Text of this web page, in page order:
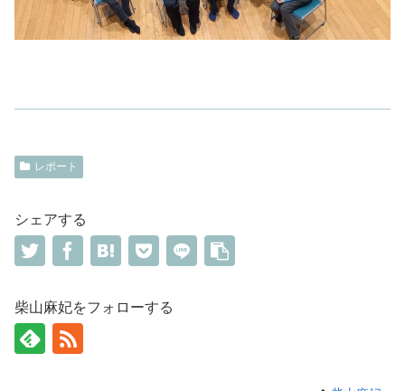
レポート
シェアする
柴山麻妃をフォローする